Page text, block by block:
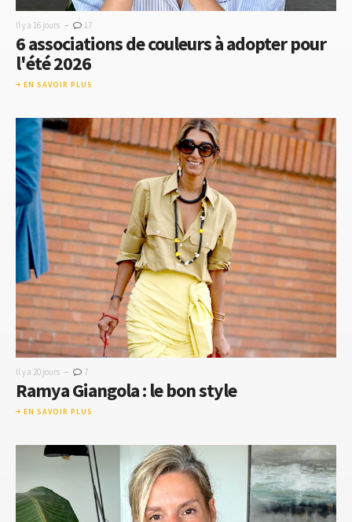
Il y a 16 jours - 17
6 associations de couleurs à adopter pour
l'été 2026
EN SAVOIR PLUS
Il y a 20 jours - 7
Ramya Giangola : le bon style
EN SAVOIR PLUS